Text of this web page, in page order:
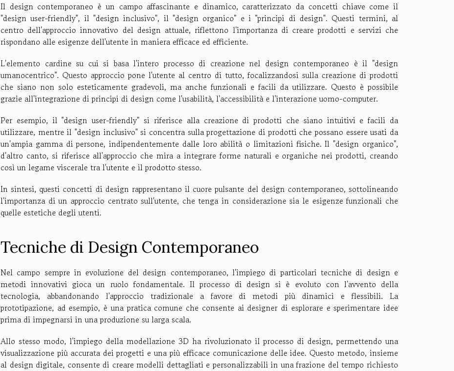
Il design contemporaneo è un campo affascinante e dinamico, caratterizzato da concetti chiave come il
"design user-friendly", il "design inclusivo", il "design organico" e i "principi di design". Questi termini, al
centro dell'approccio innovativo del design attuale, riflettono l'importanza di creare prodotti e servizi che
rispondano alle esigenze dell'utente in maniera efficace ed efficiente.
L'elemento cardine su cui si basa l'intero processo di creazione nel design contemporaneo è il "design
umanocentrico". Questo approccio pone l'utente al centro di tutto, focalizzandosi sulla creazione di prodotti
che siano non solo esteticamente gradevoli, ma anche funzionali e facili da utilizzare. Questo è possibile
grazie all'integrazione di principi di design come l'usabilità, l'accessibilità e l'interazione uomo-computer.
Per esempio, il "design user-friendly" si riferisce alla creazione di prodotti che siano intuitivi e facili da
utilizzare, mentre il "design inclusivo" si concentra sulla progettazione di prodotti che possano essere usati da
un'ampia gamma di persone, indipendentemente dalle loro abilità o limitazioni fisiche. Il "design organico",
d'altro canto, si riferisce all'approccio che mira a integrare forme naturali e organiche nei prodotti, creando
così un legame viscerale tra l'utente e il prodotto stesso.
In sintesi, questi concetti di design rappresentano il cuore pulsante del design contemporaneo, sottolineando
l'importanza di un approccio centrato sull'utente, che tenga in considerazione sia le esigenze funzionali che
quelle estetiche degli utenti.
Tecniche di Design Contemporaneo
Nel campo sempre in evoluzione del design contemporaneo, l'impiego di particolari tecniche di design e
metodi innovativi gioca un ruolo fondamentale. Il processo di design si è evoluto con l'avvento della
tecnologia, abbandonando l'approccio tradizionale a favore di metodi più dinamici e flessibili. La
prototipazione, ad esempio, è una pratica comune che consente ai designer di esplorare e sperimentare idee
prima di impegnarsi in una produzione su larga scala.
Allo stesso modo, l'impiego della modellazione 3D ha rivoluzionato il processo di design, permettendo una
visualizzazione più accurata dei progetti e una più efficace comunicazione delle idee. Questo metodo, insieme
al design digitale, consente di creare modelli dettagliati e personalizzabili in una frazione del tempo richiesto